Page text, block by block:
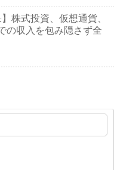
株式投資、仮想通貨、
の収入を包み隠さず全